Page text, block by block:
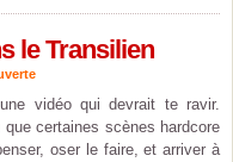
le Transilien
vidéo qui devrait te ravir.
certaines scènes hardcore
oser le faire, et arriver à